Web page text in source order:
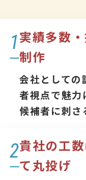
1実績多数
制作
会社としての
者視点で魅力
候補者に刺さ
2貴社の工
て丸投げ